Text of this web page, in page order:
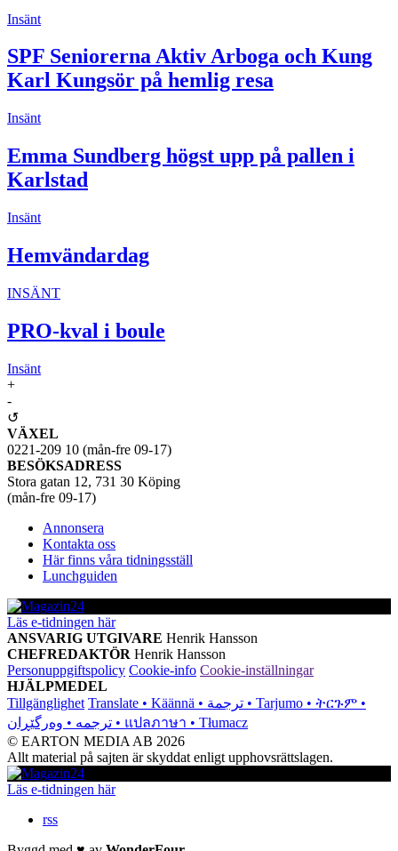
Insänt
SPF Seniorerna Aktiv Arboga och Kung
Karl Kungsör på hemlig resa
Insänt
Emma Sundberg högst upp på pallen i
Karlstad
Insänt
Hemvändardag
INSÄNT
PRO-kval i boule
Insänt
+
-
↺
VÄXEL
0221-209 10 (mån-fre 09-17)
BESÖKSADRESS
Stora gatan 12, 731 30 Köping
(mån-fre 09-17)
Annonsera
Kontakta oss
Här finns våra tidningsställ
Lunchguiden
Läs e-tidningen här
ANSVARIG UTGIVARE Henrik Hansson
CHEFREDAKTÖR Henrik Hansson
Personuppgiftspolicy Cookie-info Cookie-inställningar
HJÄLPMEDEL
Tillgänglighet Translate • Käännä • ترجمة • Tarjumo • ትርጉም •
ترجمه • وەرگێڕان • แปลภาษา • Tłumacz
© EARTON MEDIA AB 2026
Allt material på sajten är skyddat enligt upphovsrättslagen.
Läs e-tidningen här
rss